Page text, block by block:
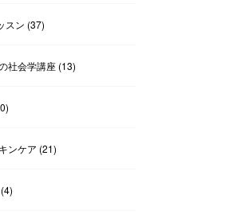
スン (37)
社会学講座(13)
ンケア (21)